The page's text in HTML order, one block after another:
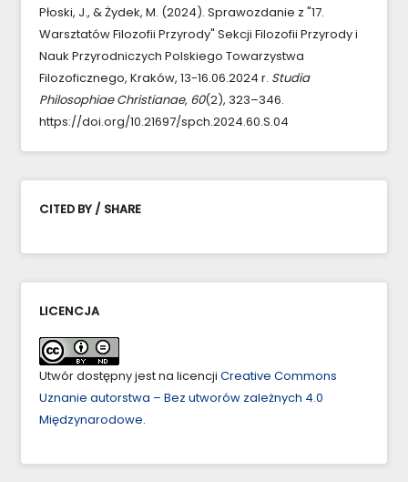
Płoski, J., & Żydek, M. (2024). Sprawozdanie z "17.
Warsztatów Filozofii Przyrody" Sekcji Filozofii Przyrody i
Nauk Przyrodniczych Polskiego Towarzystwa
Filozoficznego, Kraków, 13-16.06.2024 r. Studia
Philosophiae Christianae, 60(2), 323–346.
https://doi.org/10.21697/spch.2024.60.S.04
CITED BY / SHARE
LICENCJA
Utwór dostępny jest na licencji Creative Commons
Uznanie autorstwa – Bez utworów zależnych 4.0
Międzynarodowe.